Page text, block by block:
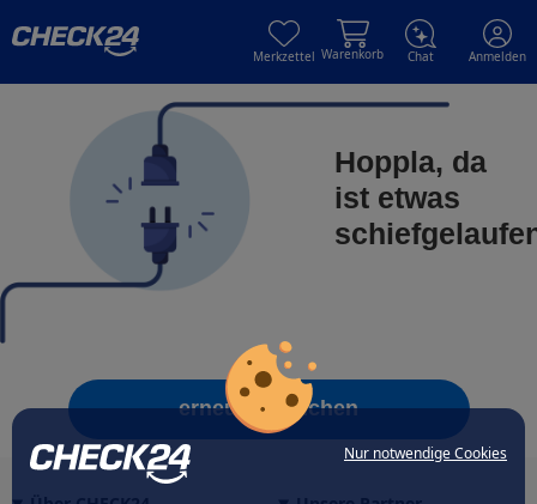
Nur notwendige Cookies
Merkzettel Warenkorb Chat Anmelden
Hoppla, da
ist etwas
erneut versuchen